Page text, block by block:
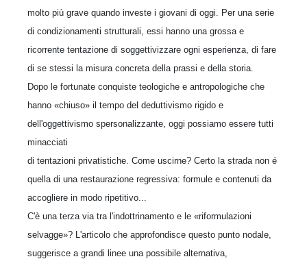
molto più grave quando investe i giovani di oggi. Per una serie
di condizionamenti strutturali, essi hanno una grossa e
ricorrente tentazione di soggettivizzare ogni esperienza, di fare
di se stessi la misura concreta della prassi e della storia.
Dopo le fortunate conquiste teologiche e antropologiche che
hanno «chiuso» il tempo del deduttivismo rigido e
dell'oggettivismo spersonalizzante, oggi possiamo essere tutti
minacciati
di tentazioni privatistiche. Come uscirne? Certo la strada non é
quella di una restaurazione regressiva: formule e contenuti da
accogliere in modo ripetitivo...
C'è una terza via tra l'indottrinamento e le «riformulazioni
selvagge»? L'articolo che approfondisce questo punto nodale,
suggerisce a grandi linee una possibile alternativa,